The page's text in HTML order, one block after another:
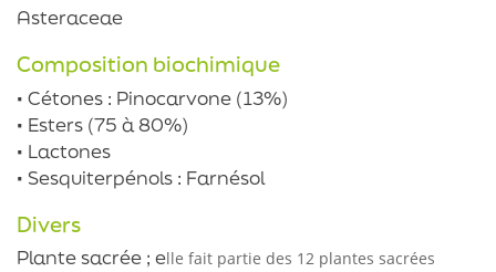
Asteraceae
Composition biochimique
• Cétones : Pinocarvone (13%)
• Esters (75 à 80%)
• Lactones
• Sesquiterpénols : Farnésol
Divers
Plante sacrée ; elle fait partie des 12 plantes sacrées